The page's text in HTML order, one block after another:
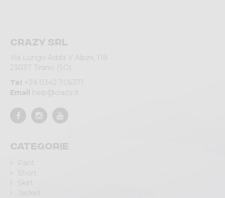
Crazy srl
Via Lungo Adda V Alpini, 118
23037 Tirano (SO)
Tel +39 0342 706371
Email help@crazy.it
Categorie
Pant
Short
Skirt
Jacket